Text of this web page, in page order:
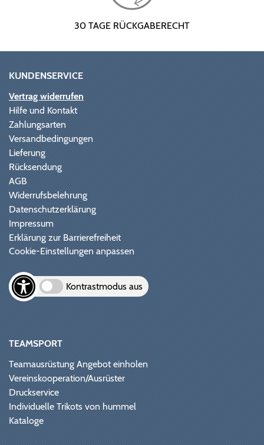
30 TAGE RÜCKGABERECHT
KUNDENSERVICE
Vertrag widerrufen
Hilfe und Kontakt
Zahlungsarten
Versandbedingungen
Lieferung
Rücksendung
AGB
Widerrufsbelehrung
Datenschutzerklärung
Impressum
Erklärung zur Barrierefreiheit
Cookie-Einstellungen anpassen
Kontrastmodus aus
TEAMSPORT
Teamausrüstung Angebot einholen
Vereinskooperation/Ausrüster
Druckservice
Individuelle Trikots von hummel
Kataloge